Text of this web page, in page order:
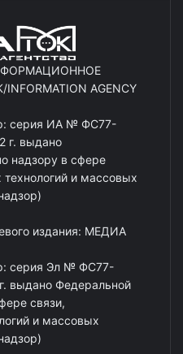
AGENCY
серия ИА № ФС77-
г. выдано
надзору в сфере
и массовых
издания: МЕДИА
серия Эл № ФС77-
выдано Федеральной
связи,
и массовых